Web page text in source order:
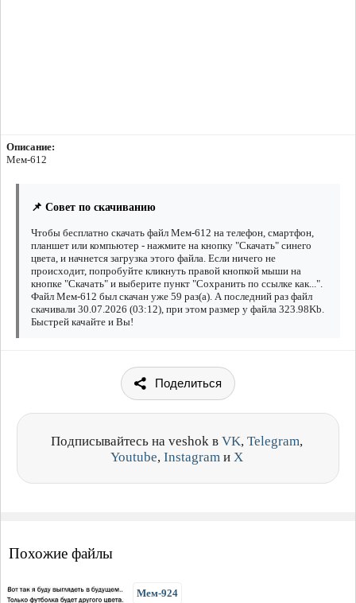
Описание:
Мем-612
📌 Совет по скачиванию
Чтобы бесплатно скачать файл Мем-612 на телефон, смартфон,
планшет или компьютер - нажмите на кнопку "Скачать" синего
цвета, и начнется загрузка этого файла. Если ничего не
происходит, попробуйте кликнуть правой кнопкой мыши на
кнопке "Скачать" и выберите пункт "Сохранить по ссылке как...".
Файл Мем-612 был скачан уже 59 раз(а). А последний раз файл
скачивали 30.07.2026 (03:12), при этом размер у файла 323.98Kb.
Быстрей качайте и Вы!
Поделиться
Подписывайтесь на veshok в VK, Telegram,
Youtube, Instagram и X
Похожие файлы
Мем-924